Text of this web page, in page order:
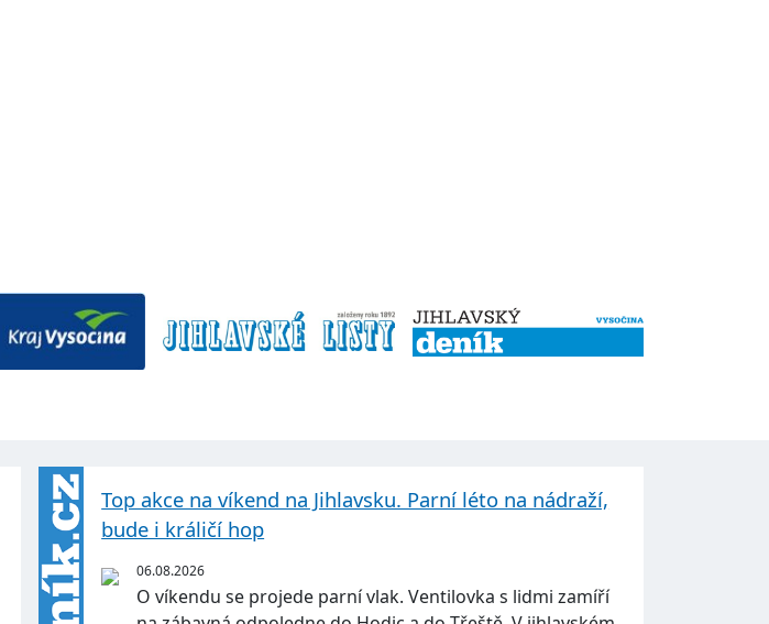
Top akce na víkend na Jihlavsku. Parní léto na nádraží,
bude i králičí hop
06.08.2026
O víkendu se projede parní vlak. Ventilovka s lidmi zamíří